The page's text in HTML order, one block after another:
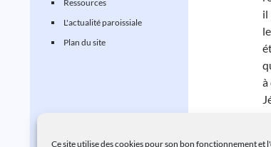
Ce site utilise des cookies pour son bon fonctionnement et
il
à
Ressources
L'actualité paroissiale
Plan du site